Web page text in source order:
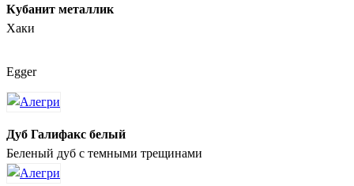
Кубанит металлик
Хаки
Egger
Дуб Галифакс белый
Беленый дуб с темными трещинами